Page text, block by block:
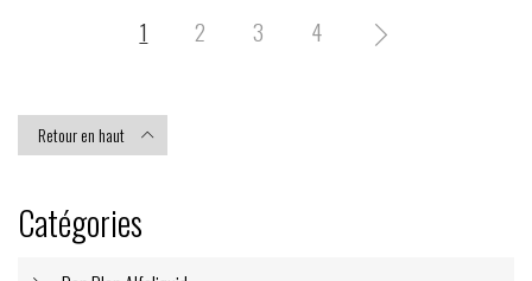
Catégories
1 2 3 4 
Retour en haut 